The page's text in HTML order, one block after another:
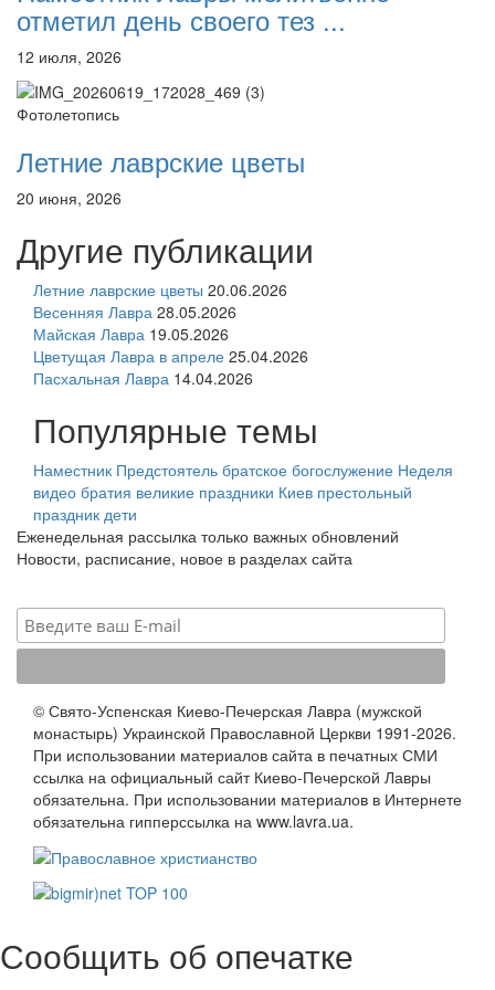
отметил день своего тез ...
12 июля, 2026
Фотолетопись
Летние лаврские цветы
20 июня, 2026
Другие публикации
Летние лаврские цветы 20.06.2026
Весенняя Лавра 28.05.2026
Майская Лавра 19.05.2026
Цветущая Лавра в апреле 25.04.2026
Пасхальная Лавра 14.04.2026
Популярные темы
Наместник Предстоятель братское богослужение Неделя
видео братия великие праздники Киев престольный
праздник дети
Еженедельная рассылка только важных обновлений
Новости, расписание, новое в разделах сайта
© Свято-Успенская Киево-Печерская Лавра (мужской
монастырь) Украинской Православной Церкви 1991-2026.
При использовании материалов сайта в печатных СМИ
ссылка на официальный сайт Киево-Печерской Лавры
обязательна. При использовании материалов в Интернете
обязательна гипперссылка на www.lavra.ua.
Сообщить об опечатке